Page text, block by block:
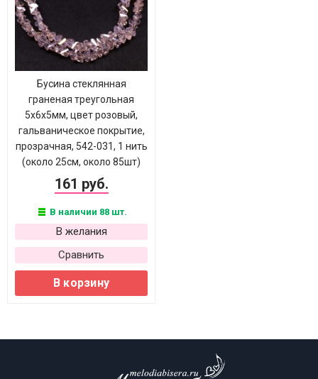
Бусина стеклянная
граненая треугольная
5х6х5мм, цвет розовый,
гальваническое покрытие,
прозрачная, 542-031, 1 нить
(около 25см, около 85шт)
161 руб.
В наличии 88 шт.
В желания
Сравнить
В корзину